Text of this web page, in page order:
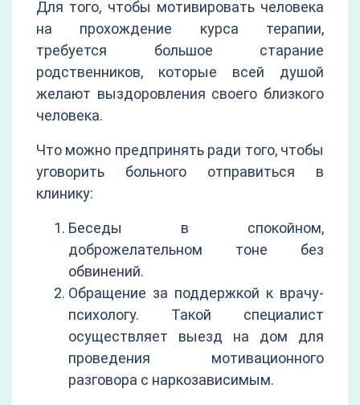
Для того, чтобы мотивировать человека
на прохождение курса терапии,
требуется большое старание
родственников, которые всей душой
желают выздоровления своего близкого
человека.
Что можно предпринять ради того, чтобы
уговорить больного отправиться в
клинику:
Беседы в спокойном,
доброжелательном тоне без
обвинений.
Обращение за поддержкой к врачу-
психологу. Такой специалист
осуществляет выезд на дом для
проведения мотивационного
разговора с наркозависимым.